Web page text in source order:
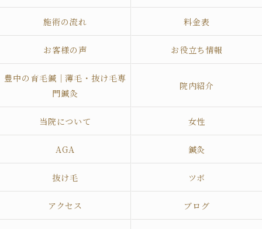
施術の流れ 料金表
お客様の声 お役立ち情報
豊中の育毛鍼｜薄毛・抜け毛専
門鍼灸
院内紹介
当院について 女性
AGA 鍼灸
抜け毛 ツボ
アクセス ブログ